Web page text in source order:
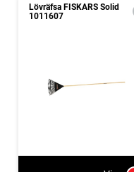
Lövräfsa FISKARS Solid
1011607